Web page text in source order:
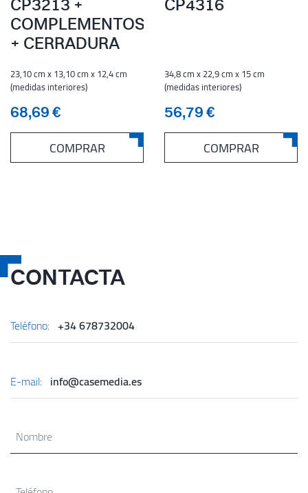
CP3213 +
COMPLEMENTOS
+ CERRADURA
23,10 cm x 13,10 cm x 12,4 cm
(medidas interiores)
68,69 €
COMPRAR
CP4316
34,8 cm x 22,9 cm x 15 cm
(medidas interiores)
56,79 €
COMPRAR
CONTACTA
Teléfono: +34 678732004
E-mail: info@casemedia.es